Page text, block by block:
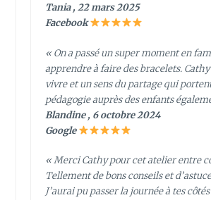
Tania , 22 mars 2025
Facebook
« On a passé un super moment en
apprendre à faire des bracelets.
vivre et un sens du partage qui
pédagogie auprès des enfants
Blandine , 6 octobre 2024
Google
« Merci Cathy pour cet atelier entre
Tellement de bons conseils et
J’aurai pu passer la journée à tes